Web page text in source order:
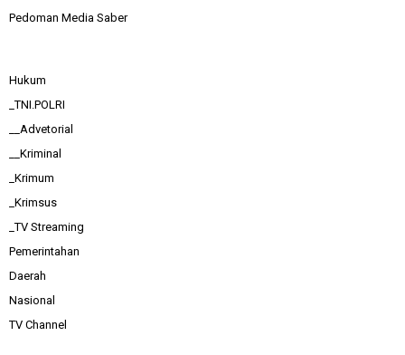
Pedoman Media Saber
Hukum
_TNI.POLRI
__Advetorial
__Kriminal
_Krimum
_Krimsus
_TV Streaming
Pemerintahan
Daerah
Nasional
TV Channel